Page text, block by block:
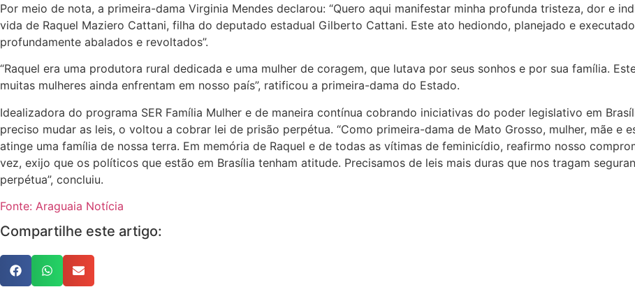
Por meio de nota, a primeira-dama Virginia Mendes declarou: “Quero aqui manifestar minha profunda tristeza, dor e
vida de Raquel Maziero Cattani, filha do deputado estadual Gilberto Cattani. Este ato hediondo, planejado e
profundamente abalados e revoltados”.
“Raquel era uma produtora rural dedicada e uma mulher de coragem, que lutava por seus sonhos e por sua família.
muitas mulheres ainda enfrentam em nosso país”, ratificou a primeira-dama do Estado.
Idealizadora do programa SER Família Mulher e de maneira contínua cobrando iniciativas do poder legislativo em
preciso mudar as leis, o voltou a cobrar lei de prisão perpétua. “Como primeira-dama de Mato Grosso, mulher, mãe e
atinge uma família de nossa terra. Em memória de Raquel e de todas as vítimas de feminicídio, reafirmo nosso
vez, exijo que os políticos que estão em Brasília tenham atitude. Precisamos de leis mais duras que nos tragam
perpétua”, concluiu.
Fonte: Araguaia Notícia
Compartilhe este artigo: